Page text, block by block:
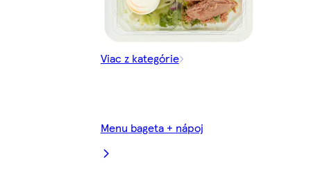
Viac z kategórie
Menu bageta + nápoj